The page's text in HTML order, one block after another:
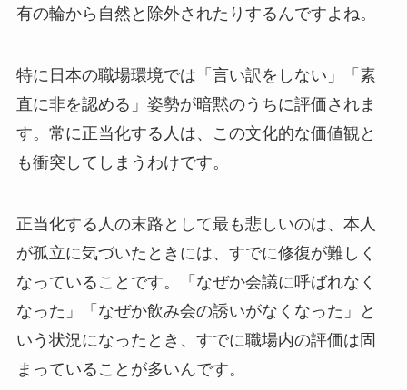
有の輪から自然と除外されたりするんですよね。
特に日本の職場環境では「言い訳をしない」「素
直に非を認める」姿勢が暗黙のうちに評価されま
す。常に正当化する人は、この文化的な価値観と
も衝突してしまうわけです。
正当化する人の末路として最も悲しいのは、本人
が孤立に気づいたときには、すでに修復が難しく
なっていることです。「なぜか会議に呼ばれなく
なった」「なぜか飲み会の誘いがなくなった」と
いう状況になったとき、すでに職場内の評価は固
まっていることが多いんです。